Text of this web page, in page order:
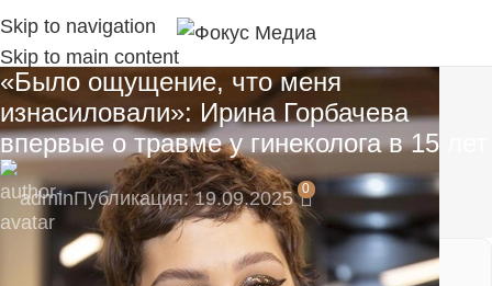
Skip to navigation
Skip to main content
«Было ощущение, что меня
изнасиловали»: Ирина Горбачева
впервые о травме у гинеколога в 15 лет
adminПубликация: 19.09.2025 0
🔥 Пока нас мало — вы сможете напрямую